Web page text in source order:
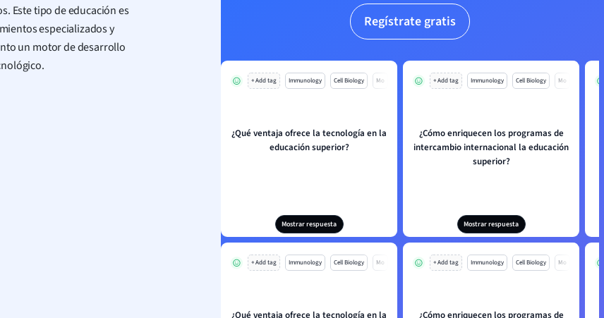
Este tipo de educación es
especializados y
un motor de desarrollo
Regístrate gratis
+ Add tag Immunology Cell Biology Mo
¿Qué ventaja ofrece la tecnología en la
educación superior?
Mostrar respuesta
+ Add tag Immunology Cell Biology Mo
¿Cómo enriquecen los programas de
intercambio internacional la educación
superior?
Mostrar respuesta
+ Add tag Immunology Cell Biology Mo
¿Qué ventaja ofrece la tecnología en la
+ Add tag Immunology Cell Biology Mo
¿Cómo enriquecen los programas de